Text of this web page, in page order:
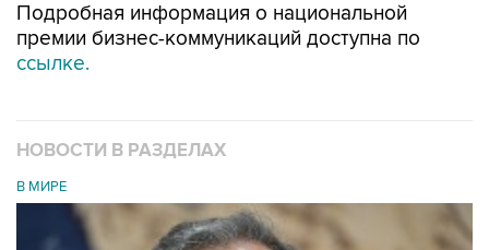
Подробная информация о национальной
премии бизнес-коммуникаций доступна по
ссылке.
НОВОСТИ В РАЗДЕЛАХ
В МИРЕ